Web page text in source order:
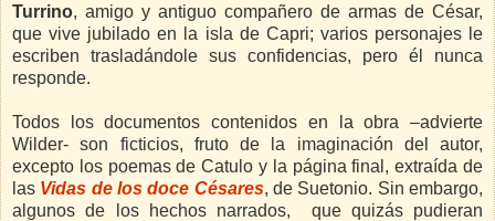
Turrino, amigo y antiguo compañero de armas de César,
que vive jubilado en la isla de Capri; varios personajes le
escriben trasladándole sus confidencias, pero él nunca
responde.
Todos los documentos contenidos en la obra –advierte
Wilder- son ficticios, fruto de la imaginación del autor,
excepto los poemas de Catulo y la página final, extraída de
las Vidas de los doce Césares, de Suetonio. Sin embargo,
algunos de los hechos narrados, que quizás pudieran